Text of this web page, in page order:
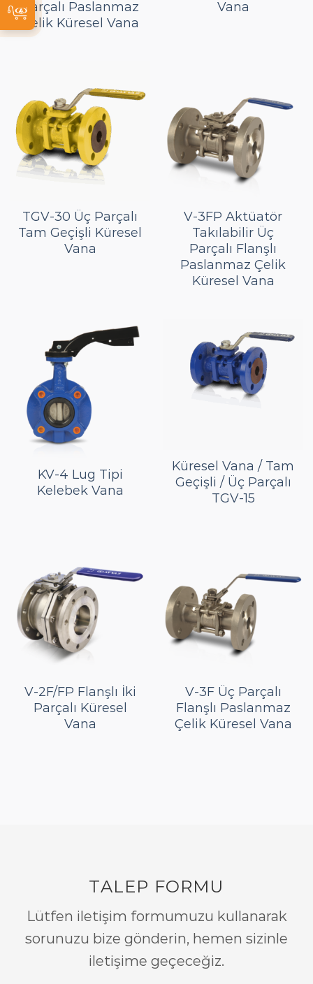
Parçalı Paslanmaz
Çelik Küresel Vana
Vana
TGV-30 Üç Parçalı
Tam Geçişli Küresel
Vana
V-3FP Aktüatör
Takılabilir Üç
Parçalı Flanşlı
Paslanmaz Çelik
Küresel Vana
KV-4 Lug Tipi
Kelebek Vana
Küresel Vana / Tam
Geçişli / Üç Parçalı
TGV-15
V-2F/FP Flanşlı İki
Parçalı Küresel
Vana
V-3F Üç Parçalı
Flanşlı Paslanmaz
Çelik Küresel Vana
TALEP FORMU
Lütfen iletişim formumuzu kullanarak
sorunuzu bize gönderin, hemen sizinle
iletişime geçeceğiz.